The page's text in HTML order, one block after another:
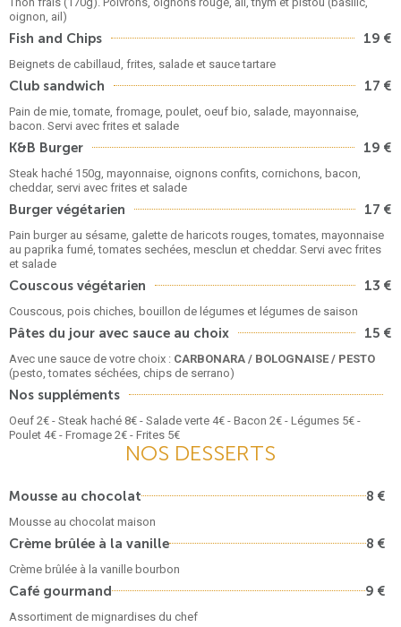
oignon, ail)
Fish and Chips 19 €
Beignets de cabillaud, frites, salade et sauce tartare
Club sandwich 17 €
Pain de mie, tomate, fromage, poulet, oeuf bio, salade, mayonnaise,
bacon. Servi avec frites et salade
K&B Burger 19 €
Steak haché 150g, mayonnaise, oignons confits, cornichons, bacon,
cheddar, servi avec frites et salade
Burger végétarien 17 €
Pain burger au sésame, galette de haricots rouges, tomates, mayonnaise
au paprika fumé, tomates sechées, mesclun et cheddar. Servi avec frites
et salade
Couscous végétarien 13 €
Couscous, pois chiches, bouillon de légumes et légumes de saison
Pâtes du jour avec sauce au choix 15 €
Avec une sauce de votre choix : CARBONARA / BOLOGNAISE / PESTO
(pesto, tomates séchées, chips de serrano)
Nos suppléments
Oeuf 2€ - Steak haché 8€ - Salade verte 4€ - Bacon 2€ - Légumes 5€ -
Poulet 4€ - Fromage 2€ - Frites 5€
NOS DESSERTS
Mousse au chocolat 8 €
Mousse au chocolat maison
Crème brûlée à la vanille 8 €
Crème brûlée à la vanille bourbon
Café gourmand 9 €
Assortiment de mignardises du chef